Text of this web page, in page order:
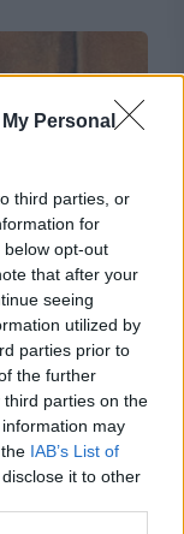
Personal
third parties, or
for
opt-out
that after your
seeing
utilized by
parties prior to
the further
parties on the
may
IAB’s List of
it to other
rămas după